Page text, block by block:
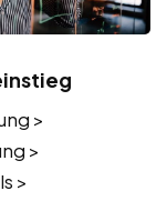
>
>
>